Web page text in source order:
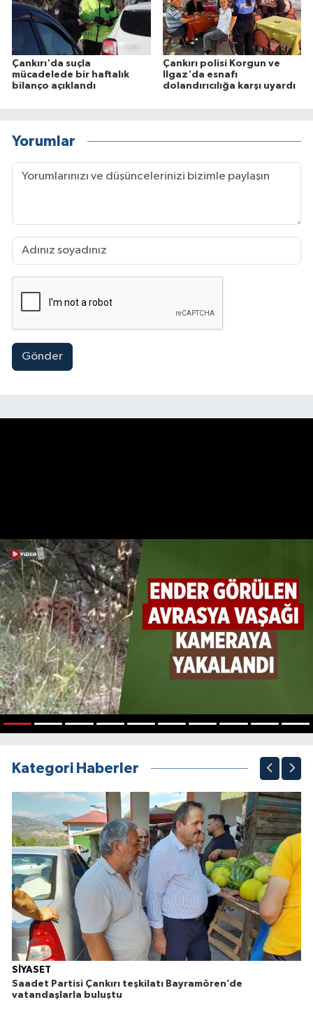
Çankırı'da suçla
mücadelede bir haftalık
bilanço açıklandı
Çankırı polisi Korgun ve
Ilgaz'da esnafı
dolandırıcılığa karşı uyardı
Yorumlar
Gönder
Kategori Haberler
SİYASET
Saadet Partisi Çankırı teşkilatı Bayramören’de
vatandaşlarla buluştu